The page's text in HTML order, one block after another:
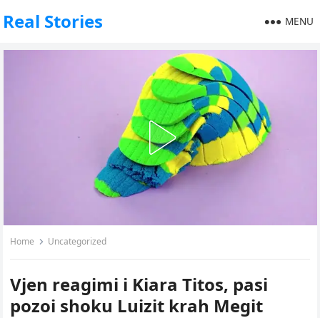
Real Stories MENU
Home Uncategorized
Vjen reagimi i Kiara Titos, pasi
pozoi shoku Luizit krah Megit